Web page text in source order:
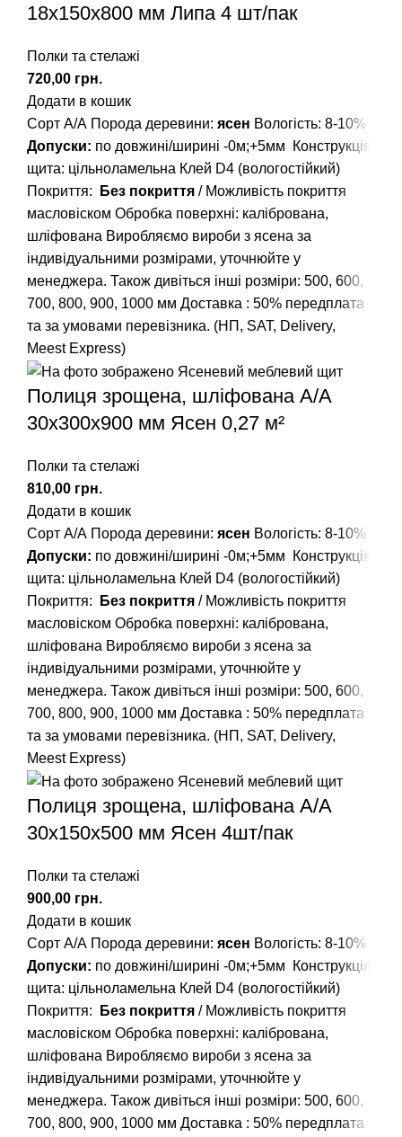
18х150х800 мм Липа 4 шт/пак
Полки та стелажі
грн.
Додати в кошик
Сорт А/А Порода деревини: ясен Вологість: 8-10%
Допуски: по довжині/ширині -0м;+5мм
Конструкція
щита: цільноламельна Клей D4 (вологостійкий)
Покриття:
Без покриття / Можливість покриття
масловіском Обробка поверхні: калібрована,
шліфована Виробляємо вироби з ясена за
індивідуальними розмірами, уточнюйте у
менеджера. Також дивіться інші розміри: 500, 600,
700, 800, 900, 1000 мм Доставка : 50% передплата
та за умовами перевізника. (НП, SAT, Delivery,
Meest Express)
Полиця зрощена, шліфована А/А
30х300х900 мм Ясен 0,27 м²
Полки та стелажі
грн.
Додати в кошик
Сорт А/А Порода деревини: ясен Вологість: 8-10%
Допуски: по довжині/ширині -0м;+5мм
Конструкція
щита: цільноламельна Клей D4 (вологостійкий)
Покриття:
Без покриття / Можливість покриття
масловіском Обробка поверхні: калібрована,
шліфована Виробляємо вироби з ясена за
індивідуальними розмірами, уточнюйте у
менеджера. Також дивіться інші розміри: 500, 600,
700, 800, 900, 1000 мм Доставка : 50% передплата
та за умовами перевізника. (НП, SAT, Delivery,
Meest Express)
Полиця зрощена, шліфована А/А
30х150х500 мм Ясен 4шт/пак
Полки та стелажі
грн.
Додати в кошик
Сорт А/А Порода деревини: ясен Вологість: 8-10%
Допуски: по довжині/ширині -0м;+5мм
Конструкція
щита: цільноламельна Клей D4 (вологостійкий)
Покриття:
Без покриття / Можливість покриття
масловіском Обробка поверхні: калібрована,
шліфована Виробляємо вироби з ясена за
індивідуальними розмірами, уточнюйте у
менеджера. Також дивіться інші розміри: 500, 600,
700, 800, 900, 1000 мм Доставка : 50% передплата